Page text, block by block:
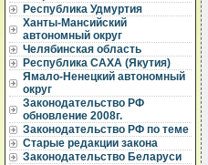
Республика Удмуртия
Ханты-Мансийский
автономный округ
Челябинская область
Республика САХА (Якутия)
Ямало-Ненецкий автономный
округ
Законодательство РФ
обновление 2008г.
Законодательство РФ по теме
Старые редакции закона
Законодательство Беларуси